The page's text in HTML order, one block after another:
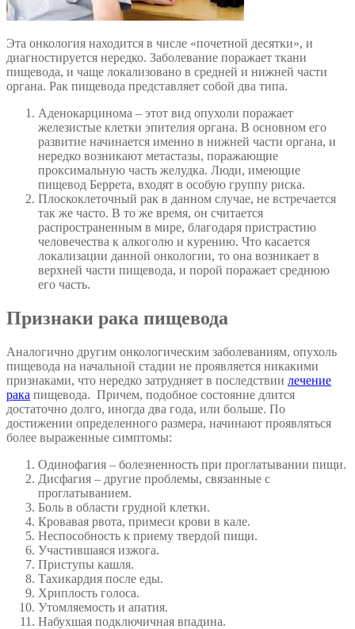
Эта онкология находится в числе «почетной десятки», и
диагностируется нередко. Заболевание поражает ткани
пищевода, и чаще локализовано в средней и нижней части
органа. Рак пищевода представляет собой два типа.
Аденокарцинома – этот вид опухоли поражает
железистые клетки эпителия органа. В основном его
развитие начинается именно в нижней части органа, и
нередко возникают метастазы, поражающие
проксимальную часть желудка. Люди, имеющие
пищевод Беррета, входят в особую группу риска.
Плоскоклеточный рак в данном случае, не встречается
так же часто. В то же время, он считается
распространенным в мире, благодаря пристрастию
человечества к алкоголю и курению. Что касается
локализации данной онкологии, то она возникает в
верхней части пищевода, и порой поражает среднюю
его часть.
Признаки рака пищевода
Аналогично другим онкологическим заболеваниям, опухоль
пищевода на начальной стадии не проявляется никакими
признаками, что нередко затрудняет в последствии лечение
рака пищевода. Причем, подобное состояние длится
достаточно долго, иногда два года, или больше. По
достижении определенного размера, начинают проявляться
более выраженные симптомы:
Одинофагия – болезненность при проглатывании пищи.
Дисфагия – другие проблемы, связанные с
проглатыванием.
Боль в области грудной клетки.
Кровавая рвота, примеси крови в кале.
Неспособность к приему твердой пищи.
Участившаяся изжога.
Приступы кашля.
Тахикардия после еды.
Хриплость голоса.
Утомляемость и апатия.
Набухшая подключичная впадина.